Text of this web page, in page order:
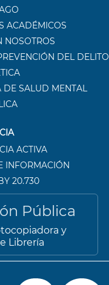
ACADÉMICOS
NOSOTROS
DEL DELITO
DE SALUD MENTAL
ACTIVA
INFORMACIÓN
20.730
Pública
y
Librería